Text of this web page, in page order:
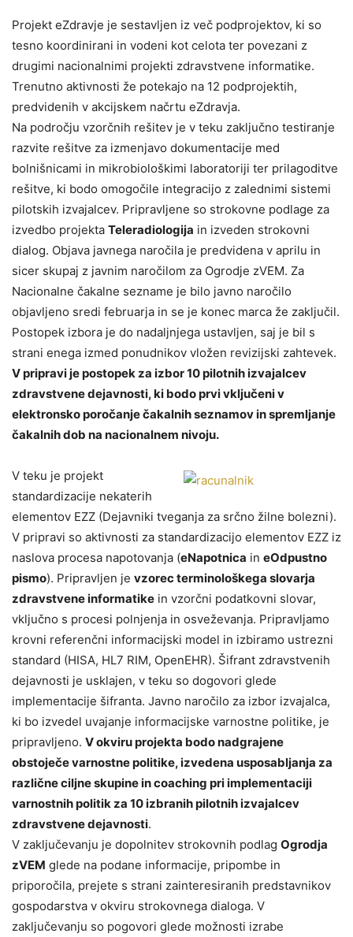
Projekt eZdravje je sestavljen iz več podprojektov, ki so
tesno koordinirani in vodeni kot celota ter povezani z
drugimi nacionalnimi projekti zdravstvene informatike.
Trenutno aktivnosti že potekajo na 12 podprojektih,
predvidenih v akcijskem načrtu eZdravja.
Na področju vzorčnih rešitev je v teku zaključno testiranje
razvite rešitve za izmenjavo dokumentacije med
bolnišnicami in mikrobiološkimi laboratoriji ter prilagoditve
rešitve, ki bodo omogočile integracijo z zalednimi sistemi
pilotskih izvajalcev. Pripravljene so strokovne podlage za
izvedbo projekta Teleradiologija in izveden strokovni
dialog. Objava javnega naročila je predvidena v aprilu in
sicer skupaj z javnim naročilom za Ogrodje zVEM. Za
Nacionalne čakalne sezname je bilo javno naročilo
objavljeno sredi februarja in se je konec marca že zaključil.
Postopek izbora je do nadaljnjega ustavljen, saj je bil s
strani enega izmed ponudnikov vložen revizijski zahtevek.
V pripravi je postopek za izbor 10 pilotnih izvajalcev
zdravstvene dejavnosti, ki bodo prvi vključeni v
elektronsko poročanje čakalnih seznamov in spremljanje
čakalnih dob na nacionalnem nivoju.
V teku je projekt
standardizacije nekaterih
elementov EZZ (Dejavniki tveganja za srčno žilne bolezni).
V pripravi so aktivnosti za standardizacijo elementov EZZ iz
naslova procesa napotovanja (eNapotnica in eOdpustno
pismo). Pripravljen je vzorec terminološkega slovarja
zdravstvene informatike in vzorčni podatkovni slovar,
vključno s procesi polnjenja in osveževanja. Pripravljamo
krovni referenčni informacijski model in izbiramo ustrezni
standard (HISA, HL7 RIM, OpenEHR). Šifrant zdravstvenih
dejavnosti je usklajen, v teku so dogovori glede
implementacije šifranta. Javno naročilo za izbor izvajalca,
ki bo izvedel uvajanje informacijske varnostne politike, je
pripravljeno. V okviru projekta bodo nadgrajene
obstoječe varnostne politike, izvedena usposabljanja za
različne ciljne skupine in coaching pri implementaciji
varnostnih politik za 10 izbranih pilotnih izvajalcev
zdravstvene dejavnosti.
V zaključevanju je dopolnitev strokovnih podlag Ogrodja
zVEM glede na podane informacije, pripombe in
priporočila, prejete s strani zainteresiranih predstavnikov
gospodarstva v okviru strokovnega dialoga. V
zaključevanju so pogovori glede možnosti izrabe